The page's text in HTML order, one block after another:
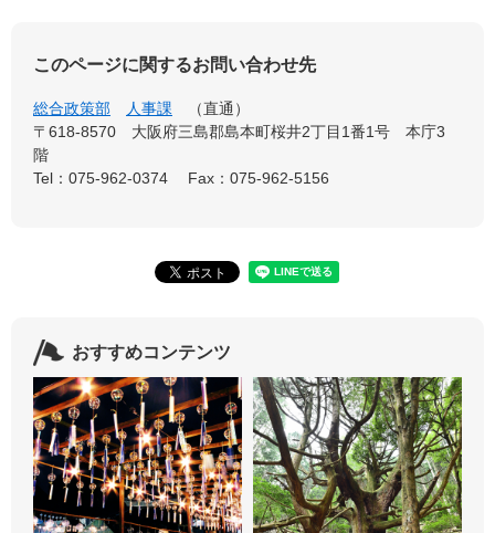
このページに関するお問い合わせ先
総合政策部 人事課
直通
〒618-8570 大阪府三島郡島本町桜井2丁目1番1号 本庁3
階
Tel：075-962-0374
Fax：075-962-5156
おすすめコンテンツ